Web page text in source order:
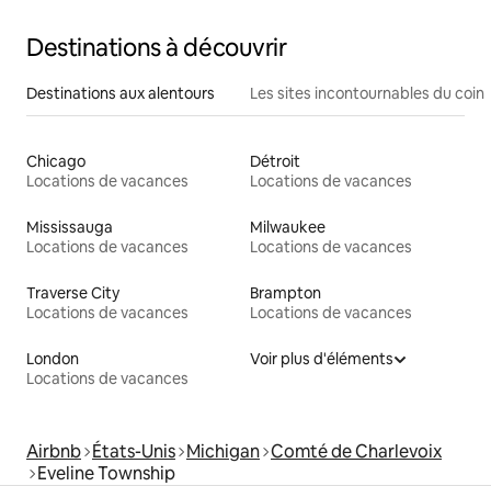
Destinations à découvrir
Destinations aux alentours Les sites incontournables du coin
Chicago
Locations de vacances
Détroit
Locations de vacances
Mississauga
Locations de vacances
Milwaukee
Locations de vacances
Traverse City
Locations de vacances
Brampton
Locations de vacances
London
Locations de vacances
Voir plus d'éléments
Airbnb États-Unis Michigan Comté de Charlevoix
Eveline Township